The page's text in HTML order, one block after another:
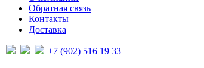
Обратная связь
Контакты
Доставка
+7 (902) 516 19 33